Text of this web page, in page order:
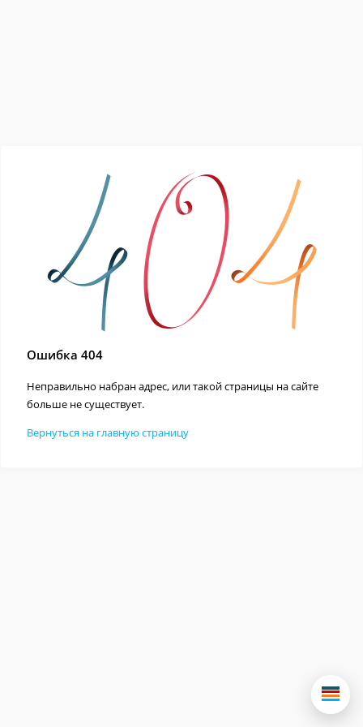
Ошибка 404
Неправильно набран адрес, или такой страницы на сайте
больше не существует.
Вернуться на главную страницу